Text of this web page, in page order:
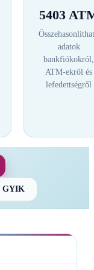
5403
adatok
bankfiókokról,
ATM-ekről és
lefedettségről
GYIK